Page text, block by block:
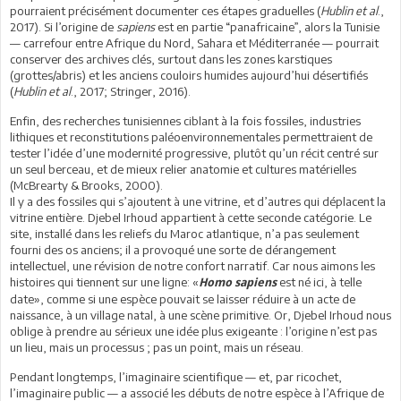
pourraient précisément documenter ces étapes graduelles (Hublin et al.,
2017). Si l’origine de sapiensest en partie “panafricaine”, alors la Tunisie
— carrefour entre Afrique du Nord, Sahara et Méditerranée — pourrait
conserver des archives clés, surtout dans les zones karstiques
(grottes/abris) et les anciens couloirs humides aujourd’hui désertifiés
(Hublin et al., 2017; Stringer, 2016).
Enfin, des recherches tunisiennes ciblant à la fois fossiles, industries
lithiques et reconstitutions paléoenvironnementales permettraient de
tester l’idée d’une modernité progressive, plutôt qu’un récit centré sur
un seul berceau, et de mieux relier anatomie et cultures matérielles
(McBrearty & Brooks, 2000).
Il y a des fossiles qui s’ajoutent à une vitrine, et d’autres qui déplacent la
vitrine entière. Djebel Irhoud appartient à cette seconde catégorie. Le
site, installé dans les reliefs du Maroc atlantique, n’a pas seulement
fourni des os anciens; il a provoqué une sorte de dérangement
intellectuel, une révision de notre confort narratif. Car nous aimons les
histoires qui tiennent sur une ligne: «Homo sapiens est né ici, à telle
date», comme si une espèce pouvait se laisser réduire à un acte de
naissance, à un village natal, à une scène primitive. Or, Djebel Irhoud nous
oblige à prendre au sérieux une idée plus exigeante : l’origine n’est pas
un lieu, mais un processus ; pas un point, mais un réseau.
Pendant longtemps, l’imaginaire scientifique — et, par ricochet,
l’imaginaire public — a associé les débuts de notre espèce à l’Afrique de